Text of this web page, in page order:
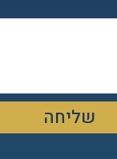
שליחה